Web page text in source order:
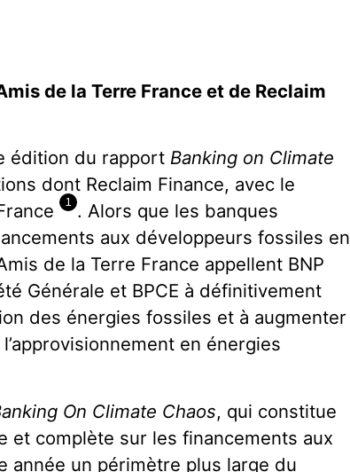
de la Terre France et de Reclaim
édition du rapport Banking on Climate
dont Reclaim Finance, avec le
1 . Alors que les banques
aux développeurs fossiles en
de la Terre France appellent BNP
Générale et BPCE à définitivement
des énergies fossiles et à augmenter
en énergies
On Climate Chaos, qui constitue
et complète sur les financements aux
année un périmètre plus large du